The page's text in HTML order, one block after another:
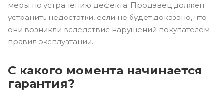
меры по устранению дефекта. Продавец должен
устранить недостатки, если не будет доказано, что
они возникли вследствие нарушений покупателем
правил эксплуатации.
С какого момента начинается
гарантия?